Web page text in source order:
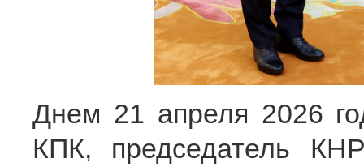
Днем 21 апреля 2026
КПК, председатель